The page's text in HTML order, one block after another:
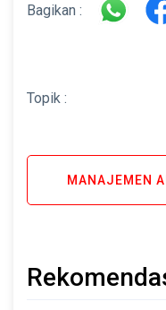
Bagikan :
Topik :
MANAJEMEN